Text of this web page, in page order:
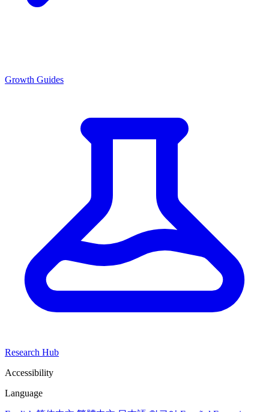
Growth Guides
Research Hub
Accessibility
Language